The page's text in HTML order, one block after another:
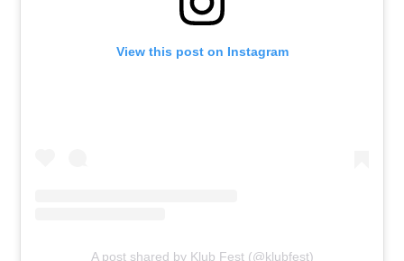
View this post on Instagram
A post shared by Klub Fest (@klubfest)